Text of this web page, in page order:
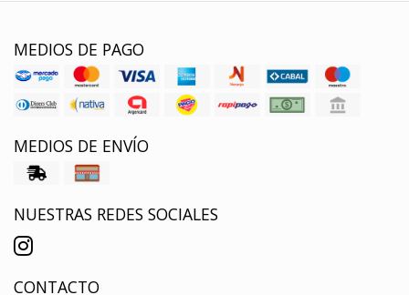
MEDIOS DE PAGO
MEDIOS DE ENVÍO
NUESTRAS REDES SOCIALES
CONTACTO